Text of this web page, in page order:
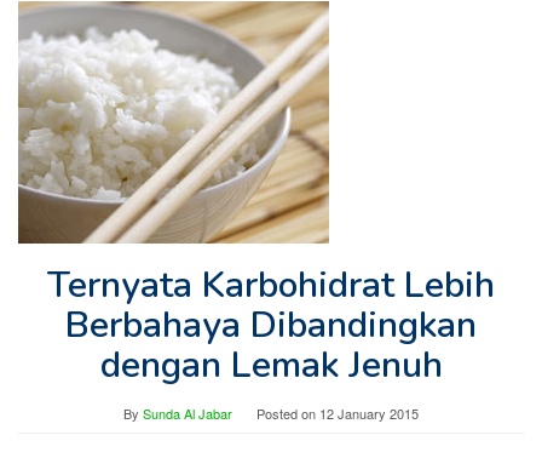
Ternyata Karbohidrat Lebih
Berbahaya Dibandingkan
dengan Lemak Jenuh
By Sunda Al Jabar Posted on 12 January 2015